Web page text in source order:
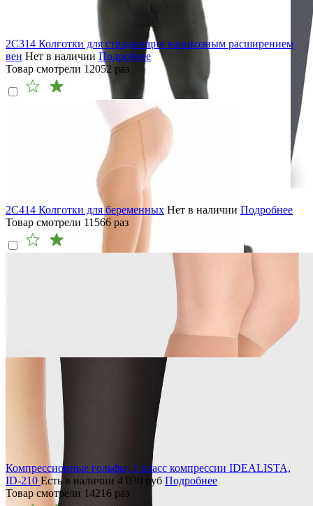
2C314 Колготки для страдающих варикозным расширением
вен Нет в наличии Подробнее
Товар смотрели 12052 раз
2C414 Колготки для беременных Нет в наличии Подробнее
Товар смотрели 11566 раз
Компрессионные гольфы, 1 класс компрессии IDEALISTA,
ID-210 Есть в наличии 4 030 руб Подробнее
Товар смотрели 14216 раз